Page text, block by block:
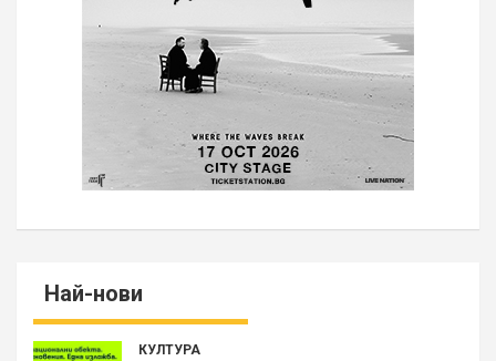
Най-нови
КУЛТУРА